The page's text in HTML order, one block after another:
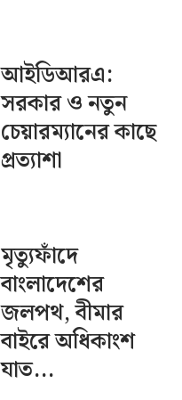
আইডিআরএ:
সরকার ও নতুন
চেয়ারম্যানের কাছে
প্রত্যাশা
মৃত্যুফাঁদে
বাংলাদেশের
জলপথ, বীমার
বাইরে অধিকাংশ
যাত...